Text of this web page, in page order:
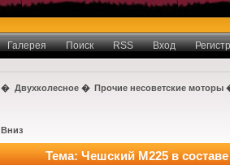
Галерея Поиск RSS Вход
� Двухколесное� Прочие несоветские моторы
Вниз
Тема: Чешский М225 в составе